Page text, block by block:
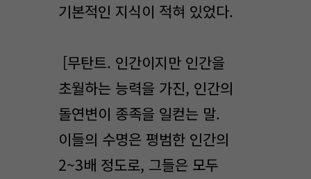
기본적인 지식이 적혀 있었다.
[무탄트. 인간이지만 인간을
초월하는 능력을 가진, 인간의
돌연변이 종족을 일컫는 말.
이들의 수명은 평범한 인간의
2~3배 정도로, 그들은 모두